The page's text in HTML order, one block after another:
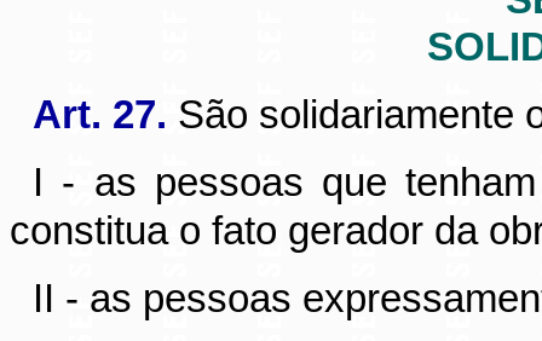
Art. 27. São solidariamente
I - as pessoas que
constitua o fato gerador da
II - as pessoas